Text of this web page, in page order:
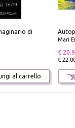
di
al carrello
Mari
€
€